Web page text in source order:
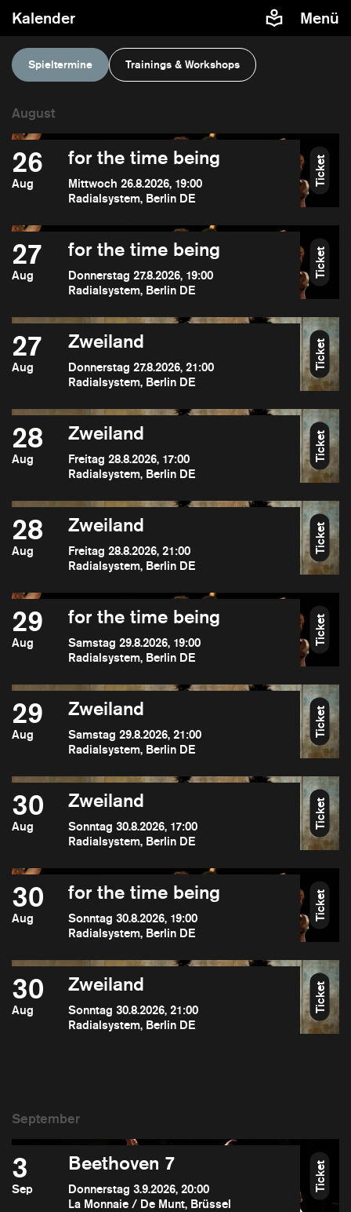
Kalender Menü
Spieltermine Trainings & Workshops
26
Aug
for the time being
Mittwoch 26.8.2026, 19:00
Radialsystem, Berlin DE
Ticket
27
Aug
for the time being
Donnerstag 27.8.2026, 19:00
Radialsystem, Berlin DE
Ticket
27
Aug
Zweiland
Donnerstag 27.8.2026, 21:00
Radialsystem, Berlin DE
Ticket
28
Aug
Zweiland
Freitag 28.8.2026, 17:00
Radialsystem, Berlin DE
Ticket
28
Aug
Zweiland
Freitag 28.8.2026, 21:00
Radialsystem, Berlin DE
Ticket
29
Aug
for the time being
Samstag 29.8.2026, 19:00
Radialsystem, Berlin DE
Ticket
29
Aug
Zweiland
Samstag 29.8.2026, 21:00
Radialsystem, Berlin DE
Ticket
30
Aug
Zweiland
Sonntag 30.8.2026, 17:00
Radialsystem, Berlin DE
Ticket
30
Aug
for the time being
Sonntag 30.8.2026, 19:00
Radialsystem, Berlin DE
Ticket
30
Aug
Zweiland
Sonntag 30.8.2026, 21:00
Radialsystem, Berlin DE
Ticket
3
Sep
Beethoven 7
Donnerstag 3.9.2026, 20:00
La Monnaie / De Munt, Brüssel
Ticket